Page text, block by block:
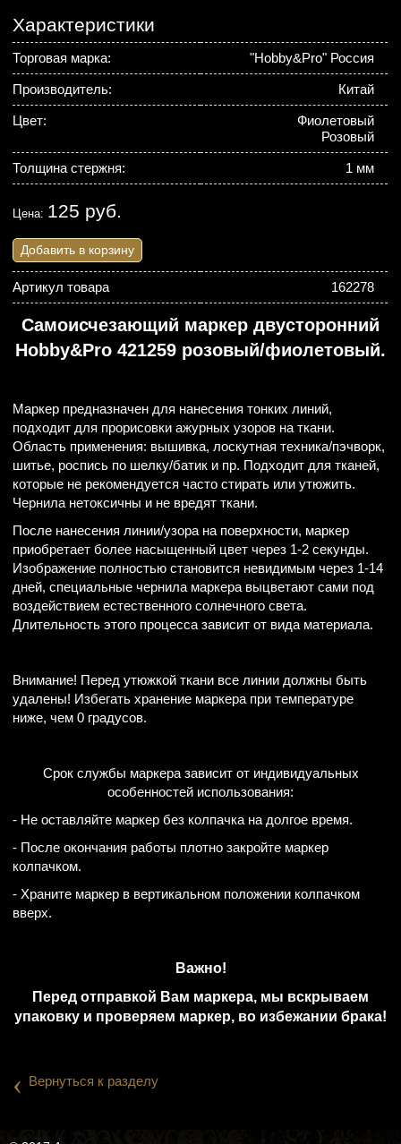
Характеристики
Торговая марка: "Hobby&Pro" Россия
Производитель: Китай
Цвет:
Фиолетовый
Розовый
Толщина стержня: 1 мм
Цена: 125 руб.
Добавить в корзину
Артикул товара 162278
Самоисчезающий маркер двусторонний
Hobby&Pro 421259 розовый/фиолетовый.
Маркер предназначен для нанесения тонких линий,
подходит для прорисовки ажурных узоров на ткани.
Область применения: вышивка, лоскутная техника/пэчворк,
шитье, роспись по шелку/батик и пр. Подходит для тканей,
которые не рекомендуется часто стирать или утюжить.
Чернила нетоксичны и не вредят ткани.
После нанесения линии/узора на поверхности, маркер
приобретает более насыщенный цвет через 1-2 секунды.
Изображение полностью становится невидимым через 1-14
дней, специальные чернила маркера выцветают сами под
воздействием естественного солнечного света.
Длительность этого процесса зависит от вида материала.
Внимание! Перед утюжкой ткани все линии должны быть
удалены! Избегать хранение маркера при температуре
ниже, чем 0 градусов.
Срок службы маркера зависит от индивидуальных
особенностей использования:
- Не оставляйте маркер без колпачка на долгое время.
- После окончания работы плотно закройте маркер
колпачком.
- Храните маркер в вертикальном положении колпачком
вверх.
Важно!
Перед отправкой Вам маркера, мы вскрываем
упаковку и проверяем маркер, во избежании брака!
‹ Вернуться к разделу